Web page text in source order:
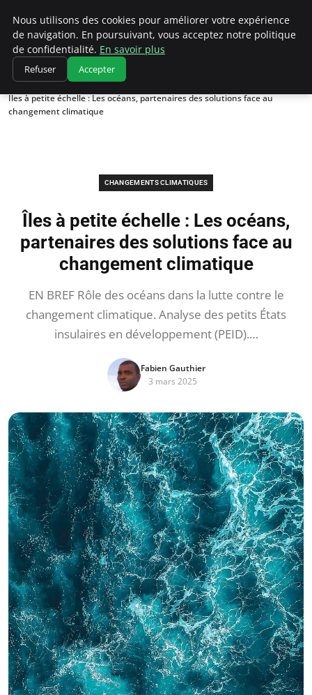
Climatedebtagents
Accueil
Changements climatiques
Îles à petite échelle : Les océans, partenaires des solutions face au
changement climatique
CHANGEMENTS CLIMATIQUES
Îles à petite échelle : Les océans,
partenaires des solutions face au
changement climatique
EN BREF Rôle des océans dans la lutte contre le
changement climatique. Analyse des petits États
insulaires en développement (PEID).…
Fabien Gauthier
3 mars 2025
Nous utilisons des cookies pour améliorer votre expérience
de navigation. En poursuivant, vous acceptez notre politique
de confidentialité. En savoir plus
Refuser Accepter